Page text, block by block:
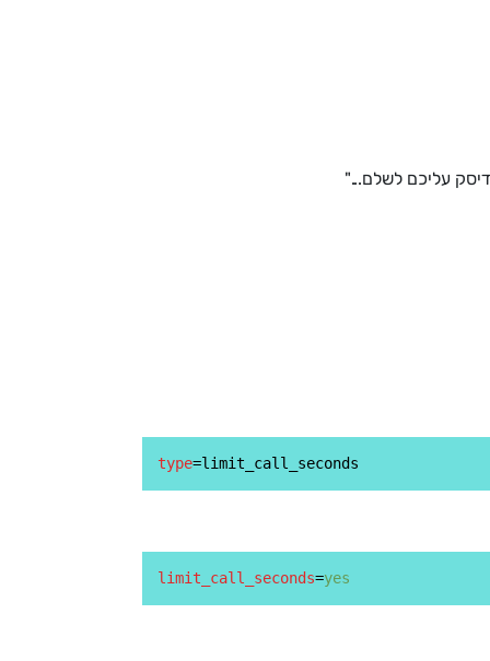
עליכם לשלם..."
type
limit_call_seconds=yes